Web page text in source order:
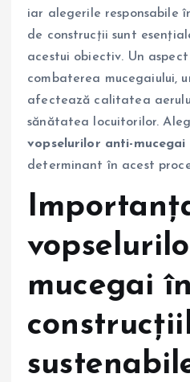
iar alegerile responsabile
de construcții sunt
acestui obiectiv. Un
combaterea mucegaiului,
afectează calitatea
sănătatea locuitorilor.
vopselurilor anti-mucegai
determinant în acest
mucegai în